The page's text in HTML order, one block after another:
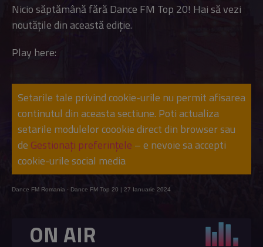
Nicio săptămână fără Dance FM Top 20! Hai să vezi
noutățile din această ediție.
Play here:
Setarile tale privind cookie-urile nu permit afisarea
continutul din aceasta sectiune. Poti actualiza
setarile modulelor coookie direct din browser sau
de Gestionați preferințele – e nevoie sa accepti
cookie-urile social media
Dance FM Romania · Dance FM Top 20 | 27 Ianuarie 2024
ON AIR